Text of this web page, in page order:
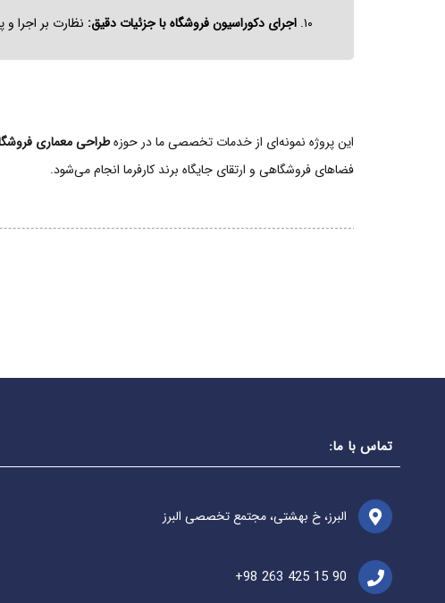
۱۰. اجرای دکوراسیون فروشگاه با جزئیات دقیق: نظارت بر اجرا
این پروژه نمونه‌ای از خدمات تخصصی ما در حوزهطراحی معماری
فضاهای فروشگاهی و ارتقای جایگاه برند کارفرما انجام می‌شود.
تماس با ما:
البرز، خ بهشتی، مجتمع تخصصی البرز
+98 263 425 15 90